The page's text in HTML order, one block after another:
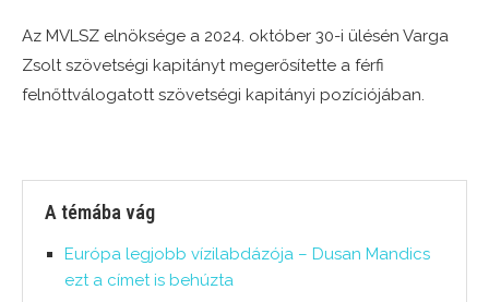
Az MVLSZ elnöksége a 2024. október 30-i ülésén Varga
Zsolt szövetségi kapitányt megerősítette a férfi
felnőttválogatott szövetségi kapitányi pozíciójában.
A témába vág
Európa legjobb vízilabdázója – Dusan Mandics
ezt a címet is behúzta